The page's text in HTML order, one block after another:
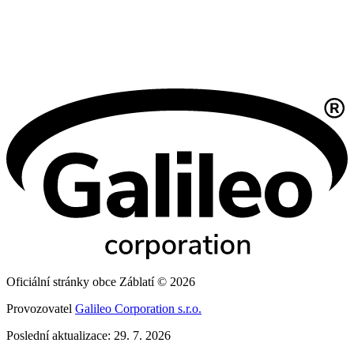
Oficiální stránky obce Záblatí © 2026
Provozovatel Galileo Corporation s.r.o.
Poslední aktualizace: 29. 7. 2026